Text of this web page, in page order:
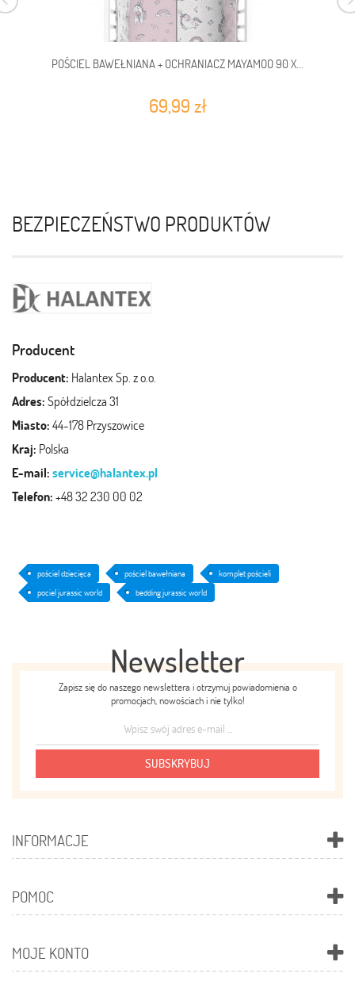
POŚCIEL BAWEŁNIANA + OCHRANIACZ MAYAMOO 90 X...
69,99 zł
BEZPIECZEŃSTWO PRODUKTÓW
Producent
Producent: Halantex Sp. z o.o.
Adres:Spółdzielcza 31
Miasto:44-178 Przyszowice
Kraj: Polska
E-mail:service@halantex.pl
Telefon:+48 32 230 00 02
pościel dziecięca pościel bawełniana
komplet pościeli
pociel jurassic world
bedding jurassic world
Newsletter
Zapisz się do naszego newslettera i otrzymuj powiadomienia o
promocjach, nowościach i nie tylko!
SUBSKRYBUJ
INFORMACJE
POMOC
MOJE KONTO